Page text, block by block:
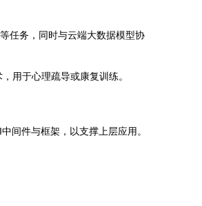
任务，同时与云端大数据模型协
用于心理疏导或康复训练。
间件与框架，以支撑上层应用。